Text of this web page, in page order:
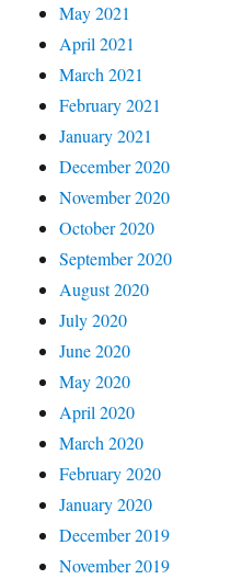
May 2021
April 2021
March 2021
February 2021
January 2021
December 2020
November 2020
October 2020
September 2020
August 2020
July 2020
June 2020
May 2020
April 2020
March 2020
February 2020
January 2020
December 2019
November 2019